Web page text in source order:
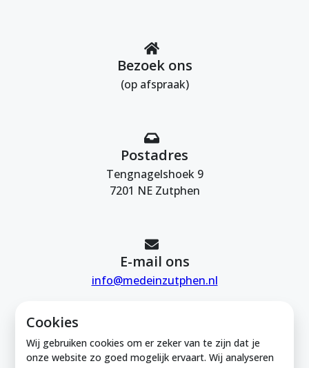
Cookies
Wij gebruiken cookies om er zeker van te zijn dat je
onze website zo goed mogelijk ervaart. Wij analyseren
Bezoek ons
(op afspraak)
Postadres
Tengnagelshoek 9
7201 NE Zutphen
E-mail ons
info@medeinzutphen.nl